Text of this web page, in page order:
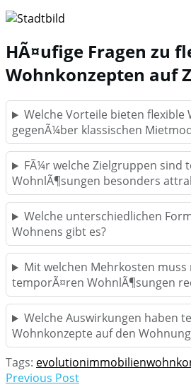
HÃ¤ufige Fragen zu
Wohnkonzepten auf
Welche Vorteile bieten flexible
gegenÃ¼ber klassischen
FÃ¼r welche Zielgruppen sind
WohnlÃ¶sungen besonders
Welche unterschiedlichen
Wohnens gibt es?
Mit welchen Mehrkosten muss
temporÃ¤ren WohnlÃ¶sungen
Welche Auswirkungen haben
Wohnkonzepte auf den
Tags: evolutionimmobilien
Previous Post